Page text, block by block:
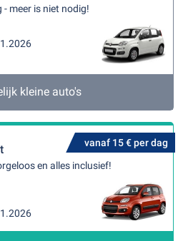
- meer is niet nodig!
kleine auto's
vanaf 15 € per dag
en alles inclusief!